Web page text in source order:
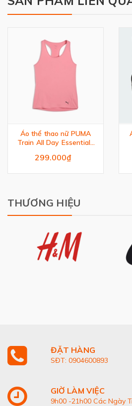
Áo thể thao nữ PUMA
Train All Day Essentials
Athletic Tank Top
299.000₫
THƯƠNG HIỆU
ĐẶT HÀNG
SĐT: 0904600893
GIỜ LÀM VIỆC
9h00 -21h00 Các Ngày